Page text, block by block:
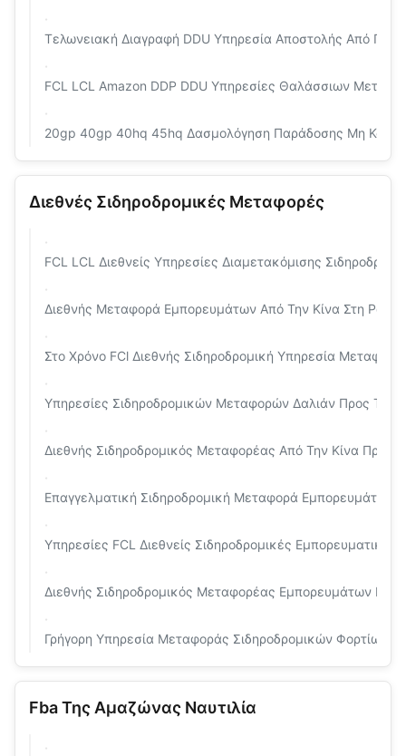
Τελωνειακή Διαγραφή DDU Υπηρεσία Αποστολής Από
FCL LCL Amazon DDP DDU Υπηρεσίες Θαλάσσιων
20gp 40gp 40hq 45hq Δασμολόγηση Παράδοσης Μη
Διεθνές Σιδηροδρομικές Μεταφορές
FCL LCL Διεθνείς Υπηρεσίες Διαμετακόμισης
Διεθνής Μεταφορά Εμπορευμάτων Από Την Κίνα Στη
Στο Χρόνο FCl Διεθνής Σιδηροδρομική Υπηρεσία
Υπηρεσίες Σιδηροδρομικών Μεταφορών Δαλιάν Προς Τη
Διεθνής Σιδηροδρομικός Μεταφορέας Από Την Κίνα Προς
Επαγγελματική Σιδηροδρομική Μεταφορά Εμπορευμάτων
Υπηρεσίες FCL Διεθνείς Σιδηροδρομικές
Διεθνής Σιδηροδρομικός Μεταφορέας Εμπορευμάτων
Γρήγορη Υπηρεσία Μεταφοράς Σιδηροδρομικών Φορτίων
Fba Της Αμαζώνας Ναυτιλία